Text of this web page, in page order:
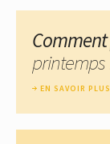
printemps
EN SAVOIR PLUS